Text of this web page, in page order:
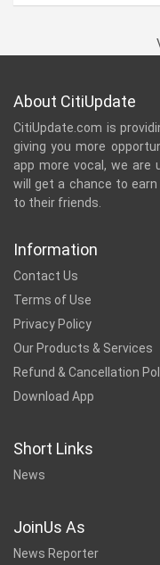
About CitiUpdate
CitiUpdate.com is
giving you more
app more vocal, we are
will get a chance to
to their friends.
Information
Contact Us
Terms of Use
Privacy Policy
Our Products & Services
Refund & Cancellation
Download App
Short Links
News
JoinUs As
News Reporter